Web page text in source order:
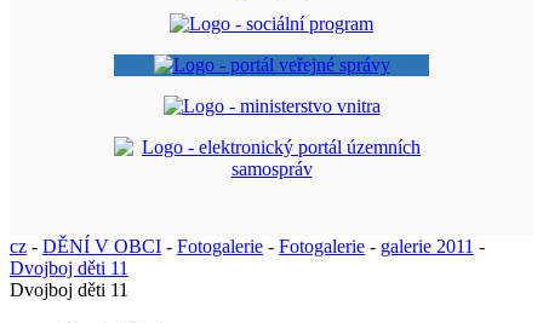
cz - DĚNÍ V OBCI - Fotogalerie - Fotogalerie - galerie 2011 -
Dvojboj děti 11
Dvojboj děti 11